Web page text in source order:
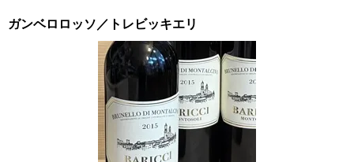
ガンベロロッソ／トレビッキエリ